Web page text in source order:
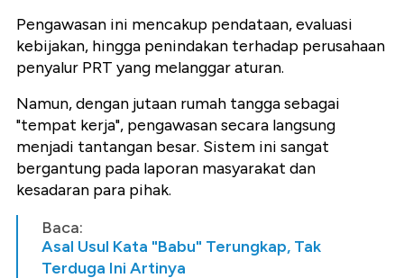
Pengawasan ini mencakup pendataan, evaluasi
kebijakan, hingga penindakan terhadap perusahaan
penyalur PRT yang melanggar aturan.
Namun, dengan jutaan rumah tangga sebagai
"tempat kerja", pengawasan secara langsung
menjadi tantangan besar. Sistem ini sangat
bergantung pada laporan masyarakat dan
kesadaran para pihak.
Baca:
Asal Usul Kata "Babu" Terungkap, Tak
Terduga Ini Artinya